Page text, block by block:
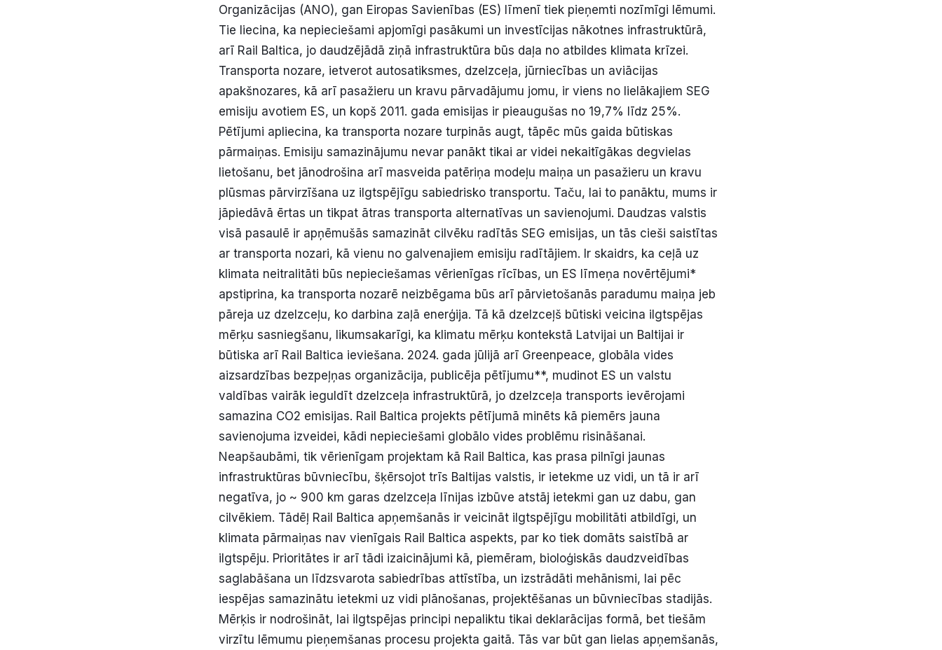
Organizācijas (ANO), gan Eiropas Savienības (ES) līmenī tiek pieņemti nozīmīgi lēmumi.
Tie liecina, ka nepieciešami apjomīgi pasākumi un investīcijas nākotnes infrastruktūrā,
arī Rail Baltica, jo daudzējādā ziņā infrastruktūra būs daļa no atbildes klimata krīzei.
Transporta nozare, ietverot autosatiksmes, dzelzceļa, jūrniecības un aviācijas
apakšnozares, kā arī pasažieru un kravu pārvadājumu jomu, ir viens no lielākajiem SEG
emisiju avotiem ES, un kopš 2011. gada emisijas ir pieaugušas no 19,7% līdz 25%.
Pētījumi apliecina, ka transporta nozare turpinās augt, tāpēc mūs gaida būtiskas
pārmaiņas. Emisiju samazinājumu nevar panākt tikai ar videi nekaitīgākas degvielas
lietošanu, bet jānodrošina arī masveida patēriņa modeļu maiņa un pasažieru un kravu
plūsmas pārvirzīšana uz ilgtspējīgu sabiedrisko transportu. Taču, lai to panāktu, mums ir
jāpiedāvā ērtas un tikpat ātras transporta alternatīvas un savienojumi. Daudzas valstis
visā pasaulē ir apņēmušās samazināt cilvēku radītās SEG emisijas, un tās cieši saistītas
ar transporta nozari, kā vienu no galvenajiem emisiju radītājiem. Ir skaidrs, ka ceļā uz
klimata neitralitāti būs nepieciešamas vērienīgas rīcības, un ES līmeņa novērtējumi*
apstiprina, ka transporta nozarē neizbēgama būs arī pārvietošanās paradumu maiņa jeb
pāreja uz dzelzceļu, ko darbina zaļā enerģija. Tā kā dzelzceļš būtiski veicina ilgtspējas
mērķu sasniegšanu, likumsakarīgi, ka klimatu mērķu kontekstā Latvijai un Baltijai ir
būtiska arī Rail Baltica ieviešana. 2024. gada jūlijā arī Greenpeace, globāla vides
aizsardzības bezpeļņas organizācija, publicēja pētījumu**, mudinot ES un valstu
valdības vairāk ieguldīt dzelzceļa infrastruktūrā, jo dzelzceļa transports ievērojami
samazina CO2 emisijas. Rail Baltica projekts pētījumā minēts kā piemērs jauna
savienojuma izveidei, kādi nepieciešami globālo vides problēmu risināšanai.
Neapšaubāmi, tik vērienīgam projektam kā Rail Baltica, kas prasa pilnīgi jaunas
infrastruktūras būvniecību, šķērsojot trīs Baltijas valstis, ir ietekme uz vidi, un tā ir arī
negatīva, jo ~ 900 km garas dzelzceļa līnijas izbūve atstāj ietekmi gan uz dabu, gan
cilvēkiem. Tādēļ Rail Baltica apņemšanās ir veicināt ilgtspējīgu mobilitāti atbildīgi, un
klimata pārmaiņas nav vienīgais Rail Baltica aspekts, par ko tiek domāts saistībā ar
ilgtspēju. Prioritātes ir arī tādi izaicinājumi kā, piemēram, bioloģiskās daudzveidības
saglabāšana un līdzsvarota sabiedrības attīstība, un izstrādāti mehānismi, lai pēc
iespējas samazinātu ietekmi uz vidi plānošanas, projektēšanas un būvniecības stadijās.
Mērķis ir nodrošināt, lai ilgtspējas principi nepaliktu tikai deklarācijas formā, bet tiešām
virzītu lēmumu pieņemšanas procesu projekta gaitā. Tās var būt gan lielas apņemšanās,